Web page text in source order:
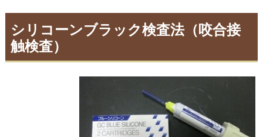
シリコーンブラック検査法（咬合接
触検査）